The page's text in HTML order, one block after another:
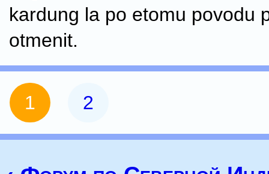
kardung la po etomu povodu
otmenit.
1 2